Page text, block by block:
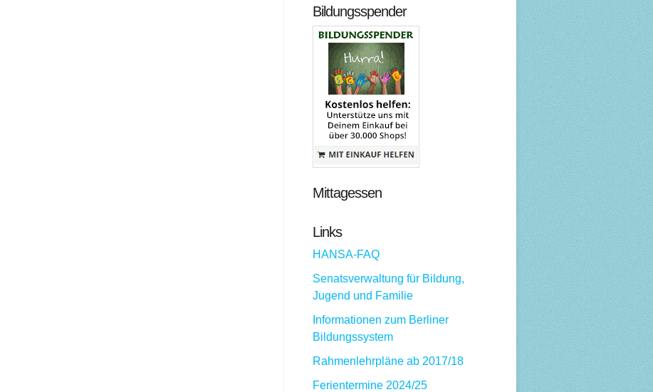
Bildungsspender
Mittagessen
Links
HANSA-FAQ
Senatsverwaltung für Bildung,
Jugend und Familie
Informationen zum Berliner
Bildungssystem
Rahmenlehrpläne ab 2017/18
Ferientermine 2024/25